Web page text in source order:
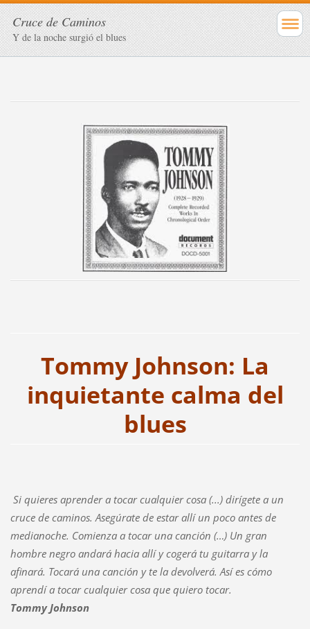
Cruce de Caminos
Y de la noche surgió el blues
Tommy Johnson: La
inquietante calma del
blues
Si quieres aprender a tocar cualquier cosa (...) dirígete a un
cruce de caminos. Asegúrate de estar allí un poco antes de
medianoche. Comienza a tocar una canción (…) Un gran
hombre negro andará hacia allí y cogerá tu guitarra y la
afinará. Tocará una canción y te la devolverá. Así es cómo
aprendí a tocar cualquier cosa que quiero tocar.
Tommy Johnson